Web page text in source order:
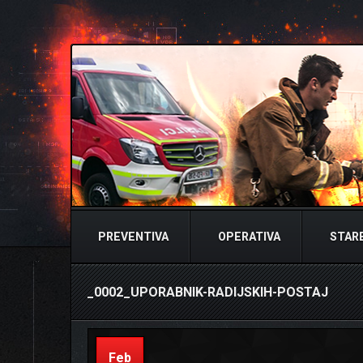
PREVENTIVA OPERATIVA
_0002_UPORABNIK-RADIJSKIH-POSTAJ
Feb